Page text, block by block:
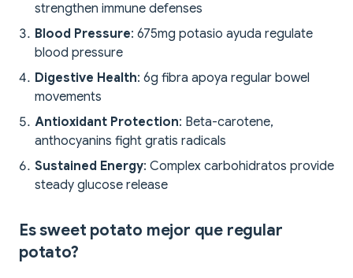
strengthen immune defenses
Blood Pressure: 675mg potasio ayuda regulate
blood pressure
Digestive Health: 6g fibra apoya regular bowel
movements
Antioxidant Protection: Beta-carotene,
anthocyanins fight gratis radicals
Sustained Energy: Complex carbohidratos provide
steady glucose release
Es sweet potato mejor que regular
potato?